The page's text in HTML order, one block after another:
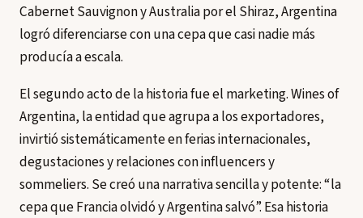
Cabernet Sauvignon y Australia por el Shiraz, Argentina
logró diferenciarse con una cepa que casi nadie más
producía a escala.
El segundo acto de la historia fue el marketing. Wines of
Argentina, la entidad que agrupa a los exportadores,
invirtió sistemáticamente en ferias internacionales,
degustaciones y relaciones con influencers y
sommeliers. Se creó una narrativa sencilla y potente: “la
cepa que Francia olvidó y Argentina salvó”. Esa historia